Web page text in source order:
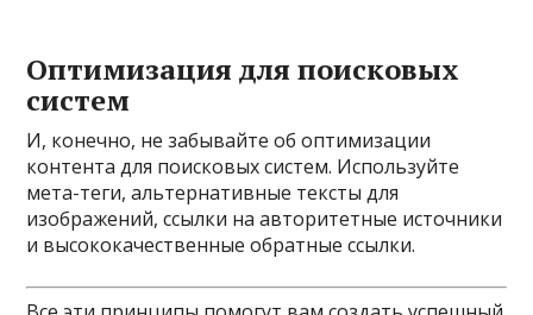
Оптимизация для поисковых
систем
И, конечно, не забывайте об оптимизации
контента для поисковых систем. Используйте
мета-теги, альтернативные тексты для
изображений, ссылки на авторитетные источники
и высококачественные обратные ссылки.